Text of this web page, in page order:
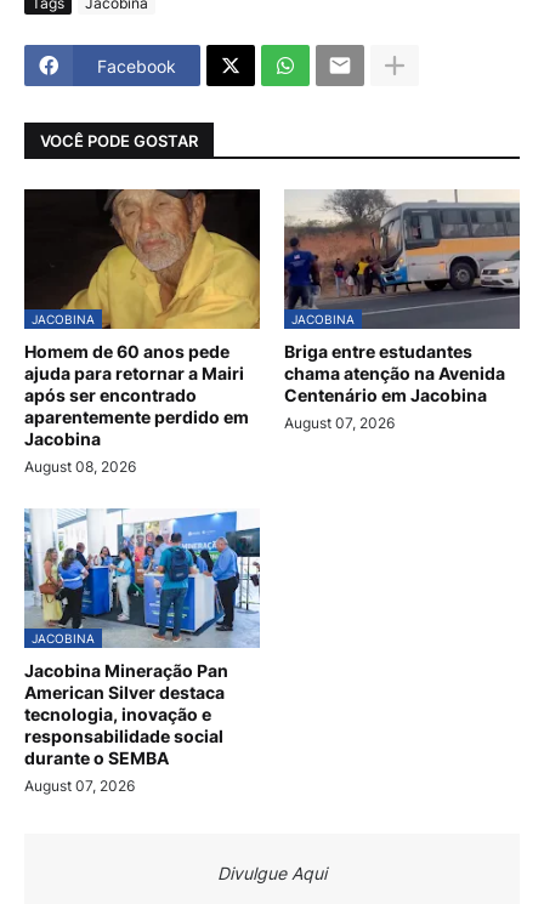
Facebook
VOCÊ PODE GOSTAR
JACOBINA
Homem de 60 anos pede
ajuda para retornar a Mairi
após ser encontrado
aparentemente perdido em
Jacobina
August 08, 2026
JACOBINA
Briga entre estudantes
chama atenção na Avenida
Centenário em Jacobina
August 07, 2026
JACOBINA
Jacobina Mineração Pan
American Silver destaca
tecnologia, inovação e
responsabilidade social
durante o SEMBA
August 07, 2026
Divulgue Aqui